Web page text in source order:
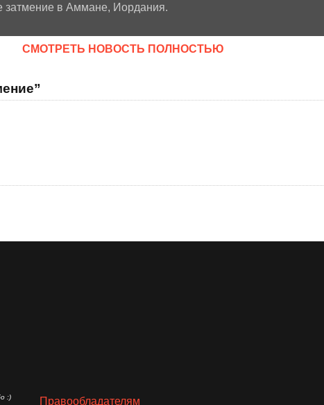
затмение в Аммане, Иордания.
CМОТРЕТЬ НОВОСТЬ ПОЛНОСТЬЮ
:) Правообладателям